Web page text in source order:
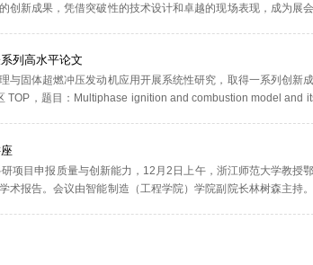
新成果，凭借突破性的技术设计和卓越的现场表现，成为展会
列高水平论文
固体超燃冲压发动机应用开展系统性研究，取得一系列创新
，题目：Multiphase ignition and combustion model and
项目申报质量与创新能力，12月2日上午，浙江师范大学教授
报告。会议由智能制造（工程学院）学院副院长林树森主持。